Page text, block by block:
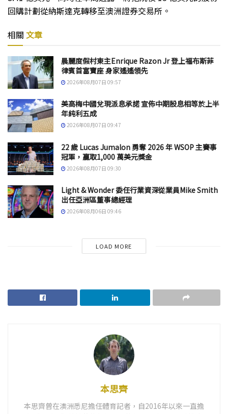
回購計劃從納斯達克轉移至澳洲證券交易所。
相關 文章
晨麗度假村東主Enrique Razon Jr 登上福布斯菲
律賓首富寶座 身家遙遙領先
2026年08月07日 09:57
美高梅中國兌現派息承諾 宣佈中期股息相等於上半
年純利五成
2026年08月07日 09:47
22 歲 Lucas Jumalon 勇奪 2026 年 WSOP 主賽事
冠軍，贏取1,000 萬美元獎金
2026年08月07日 09:30
Light & Wonder 委任行業資深從業員Mike Smith
出任亞洲區董事總經理
2026年08月06日 09:46
LOAD MORE
本思齊
本思齊曾在澳洲悉尼擔任體育記者，自2016年以來一直擔